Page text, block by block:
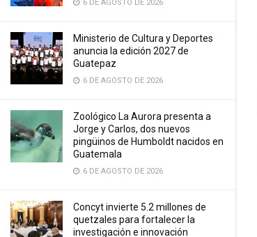
6 DE AGOSTO DE 2026
Ministerio de Cultura y Deportes
anuncia la edición 2027 de
Guatepaz
6 DE AGOSTO DE 2026
Zoológico La Aurora presenta a
Jorge y Carlos, dos nuevos
pingüinos de Humboldt nacidos en
Guatemala
6 DE AGOSTO DE 2026
Concyt invierte 5.2 millones de
quetzales para fortalecer la
investigación e innovación